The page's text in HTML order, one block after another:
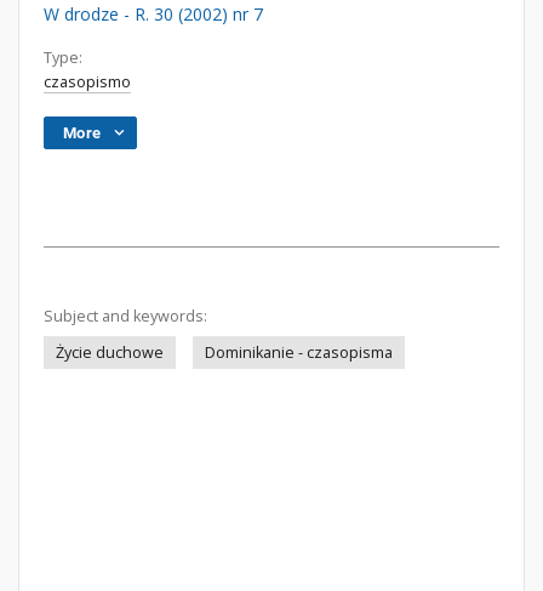
W drodze - R. 30 (2002) nr 7
Type:
czasopismo
More
Subject and keywords:
Życie duchowe
Dominikanie - czasopisma